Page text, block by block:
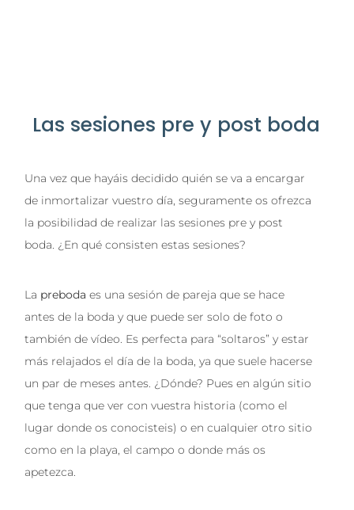
Las sesiones pre y post boda
Una vez que hayáis decidido quién se va a encargar
de inmortalizar vuestro día, seguramente os ofrezca
la posibilidad de realizar las sesiones pre y post
boda. ¿En qué consisten estas sesiones?
La preboda es una sesión de pareja que se hace
antes de la boda y que puede ser solo de foto o
también de vídeo. Es perfecta para “soltaros” y estar
más relajados el día de la boda, ya que suele hacerse
un par de meses antes. ¿Dónde? Pues en algún sitio
que tenga que ver con vuestra historia (como el
lugar donde os conocisteis) o en cualquier otro sitio
como en la playa, el campo o donde más os
apetezca.